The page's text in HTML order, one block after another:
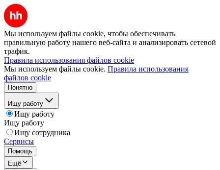
Мы используем файлы cookie, чтобы обеспечивать
правильную работу нашего веб-сайта и анализировать сетевой
трафик.
Правила использования файлов cookie
Мы используем файлы cookie. Правила использования
файлов cookie
Понятно
Ищу работу
Ищу работу
Ищу работу
Ищу сотрудника
Сервисы
Помощь
Ещё